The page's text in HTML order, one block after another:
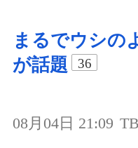
まるでウシの
が話題
36
08月04日 21:09